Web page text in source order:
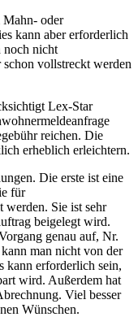
Mahn- oder
kann aber erforderlich
noch nicht
schon vollstreckt werden
Lex-Star
reichen. Die
erheblich erleichtern.
Die erste ist eine
für
werden. Sie ist sehr
beigelegt wird.
genau auf, Nr.
man nicht von der
kann erforderlich sein,
wird. Außerdem hat
Viel besser
Wünschen.